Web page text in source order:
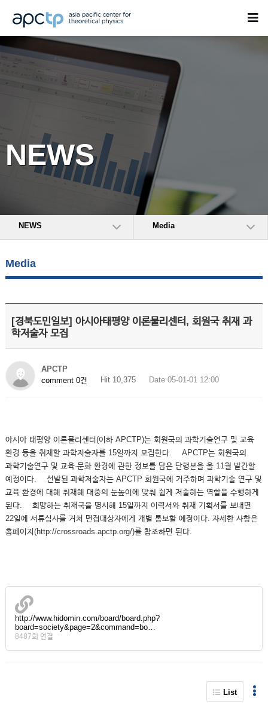
NEWS
NEWS Media
Media
[경북도민일보] 아시아태평양 이론물리센터, 회원국 취재 과
학저술자 모집
APCTP
comment 0건
Hit 10,375 Date 05-01-01 12:00
아시아 태평양 이론물리센터(이하 APCTP)는 회원국의 과학기술연구 및 교육
환경 등을 취재할 과학저술자를 15일까지 모집한다. APCTP는 회원국의
과학기술연구 및 교육·문화 환경에 관한 정보를 담은 단행본을 올 11월 발간할
예정이다. 선발된 과학저술자는 APCTP 회원국에 거주하며 과학기술 연구 및
교육 환경에 대해 취재해 대중의 눈높이에 맞춰 쉽게 저술하는 역할을 수행하게
된다. 희망하는 취재국을 명시해 15일까지 이력서와 취재 기획서를 보내면
22일에 서류심사를 거쳐 면접대상자에게 개별 통보할 예정이다. 자세한 사항은
홈페이지(http://crossroads.apctp.org/)를 참조하면 된다.
http://www.hidomin.com/board/board.php?
board=society&page=2&command=bo…
8487회 연결
List